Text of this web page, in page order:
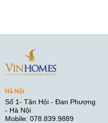
Hà Nội
Số 1- Tân Hội - Đan Phượng
- Hà Nội
Mobile: 078.839.9889